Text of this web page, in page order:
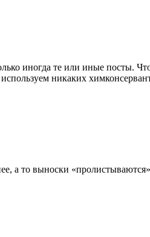
иногда те или иные посты.
никаких
а то выноски